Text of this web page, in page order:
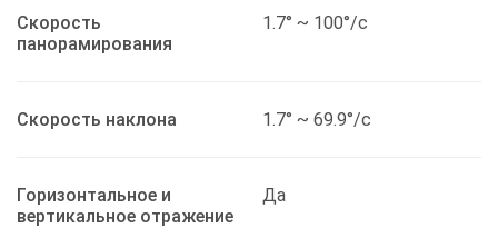
Скорость
панорамирования
1.7° ~ 100°/с
Скорость наклона 1.7° ~ 69.9°/с
Горизонтальное и
вертикальное отражение
Да